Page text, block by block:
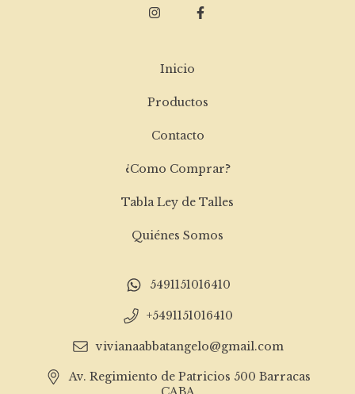
Inicio
Productos
Contacto
¿Como Comprar?
Tabla Ley de Talles
Quiénes Somos
5491151016410
+5491151016410
vivianaabbatangelo@gmail.com
Av. Regimiento de Patricios 500 Barracas